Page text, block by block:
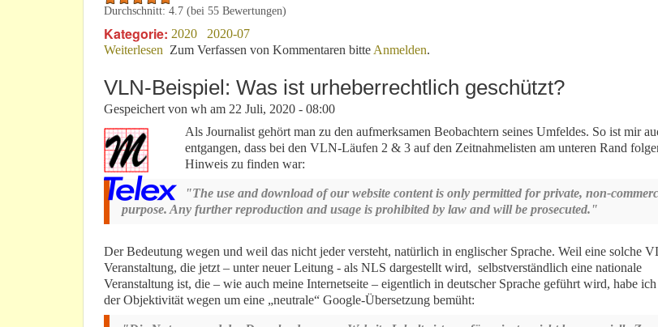
Durchschnitt: 4.7 (bei 55 Bewertungen)
Kategorie: 2020
2020-07
Weiterlesen über VLN & mehr: Manche Rennen brauchen keine Verkäufer!
Zum Verfassen von Kommentaren bitte Anmelden.
VLN-Beispiel: Was ist urheberrechtlich geschützt?
Gespeichert von wh am 22 Juli, 2020 - 08:00
Als Journalist gehört man zu den aufmerksamen Beobachtern seines Umfeldes. So ist mir
entgangen, dass bei den VLN-Läufen 2 & 3 auf den Zeitnahmelisten am unteren Rand
Hinweis zu finden war:
"The use and download of our website content is only permitted for private, non-
purpose. Any further reproduction and usage is prohibited by law and will be prosecuted."
Der Bedeutung wegen und weil das nicht jeder versteht, natürlich in englischer Sprache. Weil eine solche
Veranstaltung, die jetzt – unter neuer Leitung - als NLS dargestellt wird, selbstverständlich eine nationale
Veranstaltung ist, die – wie auch meine Internetseite – eigentlich in deutscher Sprache geführt wird, habe
der Objektivität wegen um eine „neutrale“ Google-Übersetzung bemüht: